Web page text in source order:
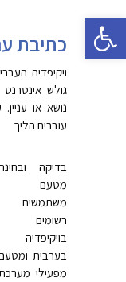
פתח סרגל נגישות
כתיבת
ויקיפדיה
גולש אינטרנט
נושא או
עוברים הליך
בדיקה
מטעם
משתמשים
רשומים
בויקיפדיה
בערבית
מפעילי